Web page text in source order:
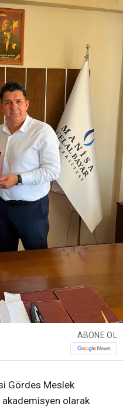
ABONE OL
Gördes Meslek
akademisyen olarak